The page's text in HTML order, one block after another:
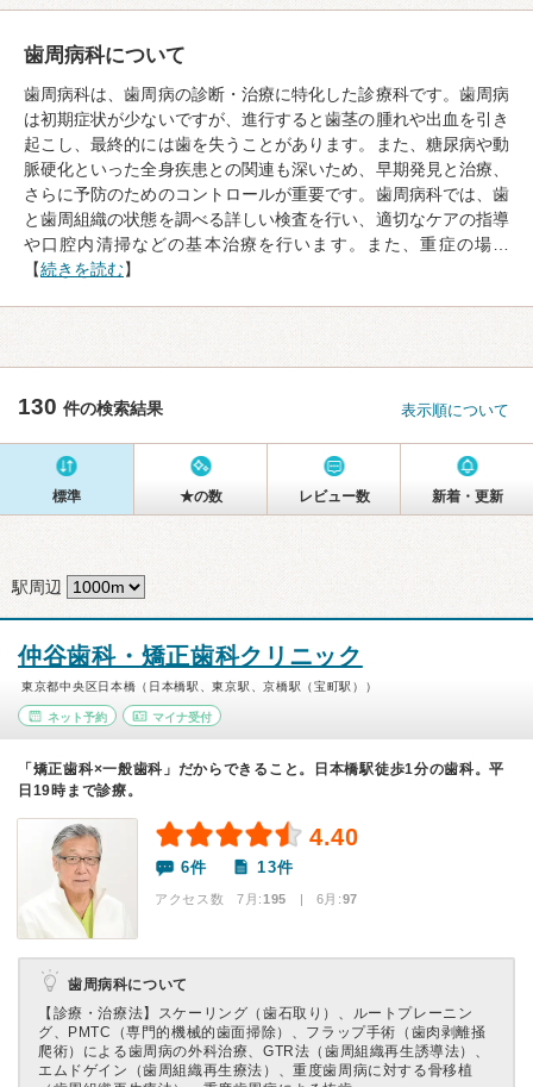
歯周病科について
歯周病科は、歯周病の診断・治療に特化した診療科です。歯周病
は初期症状が少ないですが、進行すると歯茎の腫れや出血を引き
起こし、最終的には歯を失うことがあります。また、糖尿病や動
脈硬化といった全身疾患との関連も深いため、早期発見と治療、
さらに予防のためのコントロールが重要です。歯周病科では、歯
と歯周組織の状態を調べる詳しい検査を行い、適切なケアの指導
や口腔内清掃などの基本治療を行います。また、重症の場…
【続きを読む】
130 件の検索結果 表示順について
標準 ★の数 レビュー数 新着・更新
駅周辺
仲谷歯科・矯正歯科クリニック
東京都中央区日本橋（日本橋駅、東京駅、京橋駅（宝町駅））
ネット予約 マイナ受付
「矯正歯科×一般歯科」だからできること。日本橋駅徒歩1分の歯科。平
日19時まで診療。
4.40
6件 13件
アクセス数 7月:195 | 6月:97
歯周病科について
【診療・治療法】 スケーリング（歯石取り）、ルートプレーニン
グ、PMTC（専門的機械的歯面掃除）、フラップ手術（歯肉剥離掻
爬術）による歯周病の外科治療、GTR法（歯周組織再生誘導法）、
エムドゲイン（歯周組織再生療法）、重度歯周病に対する骨移植